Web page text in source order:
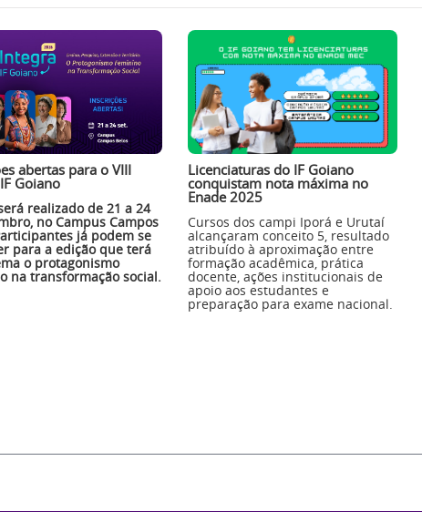
abertas para o VIII
Goiano
realizado de 21 a 24
no Campus Campos
já podem se
para a edição que terá
o protagonismo
na transformação social.
Licenciaturas do IF Goiano
conquistam nota máxima no
Enade 2025
Cursos dos campi Iporá e Urutaí
alcançaram conceito 5, resultado
atribuído à aproximação entre
formação acadêmica, prática
docente, ações institucionais de
apoio aos estudantes e
preparação para exame nacional.